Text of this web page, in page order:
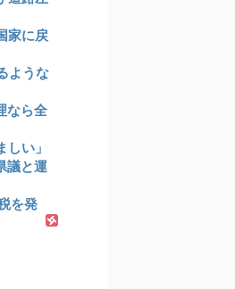
家に戻
ような
なら全
い」
議と運
を発